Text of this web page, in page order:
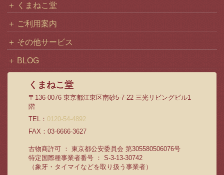
くまねこ堂
ご利用案内
その他サービス
BLOG
くまねこ堂
〒136-0076 東京都江東区南砂5-7-22 三光リビングビル1
階
TEL： 0120-54-4892
FAX：03-6666-3627
古物商許可 ： 東京都公安委員会 第305580506076号
特定国際種事業者番号 ： S-3-13-30742
（象牙・タイマイなどを取り扱う事業者）